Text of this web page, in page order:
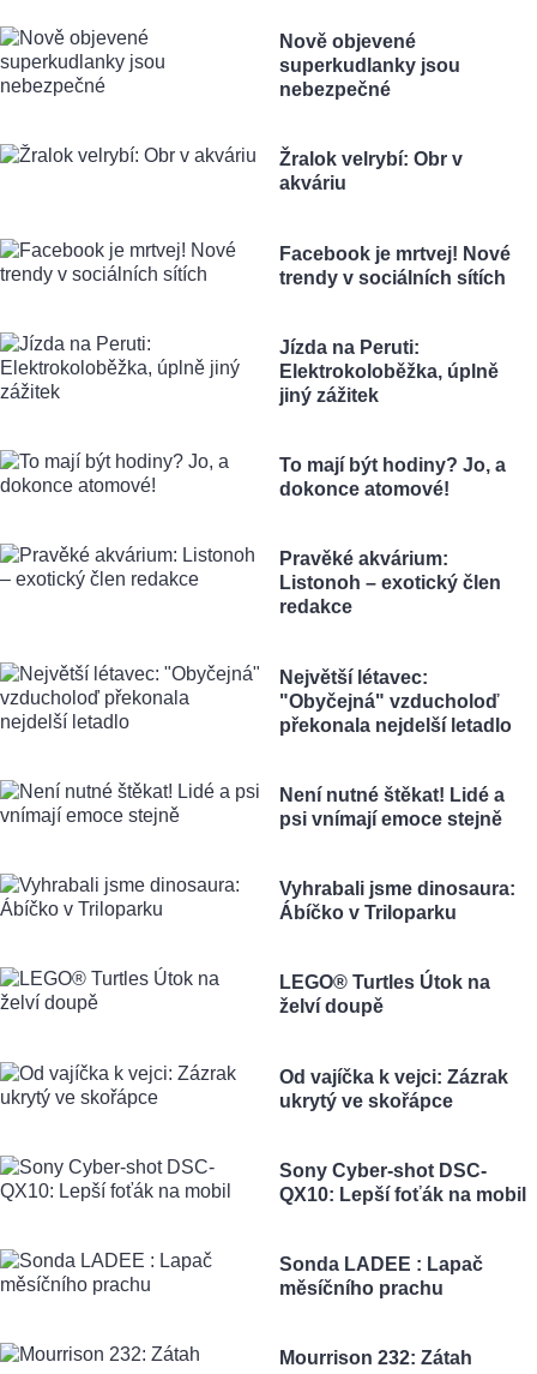
Nově objevené
superkudlanky jsou
nebezpečné
Žralok velrybí: Obr v
akváriu
Facebook je mrtvej! Nové
trendy v sociálních sítích
Jízda na Peruti:
Elektrokoloběžka, úplně
jiný zážitek
To mají být hodiny? Jo, a
dokonce atomové!
Pravěké akvárium:
Listonoh – exotický člen
redakce
Největší létavec:
"Obyčejná" vzducholoď
překonala nejdelší letadlo
Není nutné štěkat! Lidé a
psi vnímají emoce stejně
Vyhrabali jsme dinosaura:
Ábíčko v Triloparku
LEGO® Turtles Útok na
želví doupě
Od vajíčka k vejci: Zázrak
ukrytý ve skořápce
Sony Cyber-shot DSC-
QX10: Lepší foťák na mobil
Sonda LADEE : Lapač
měsíčního prachu
Mourrison 232: Zátah